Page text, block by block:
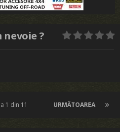
?
URMĂTOAREA
1 din 11